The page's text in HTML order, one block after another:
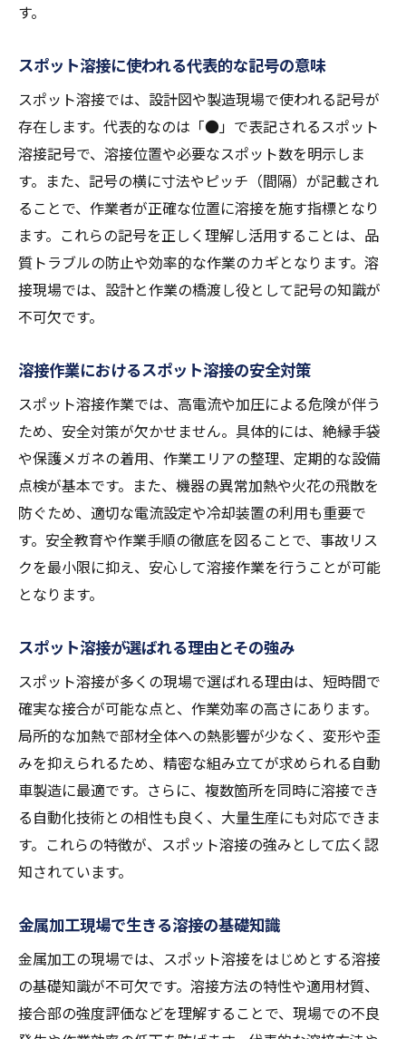
溶接が車体品質に与える影響と対策
DIYにも広がる溶接の安全な使い方
DIY作業でのスポット溶接安全対策の基本
家庭でも実践できる溶接の注意点
スポット溶接機を安全に扱うための準備
DIYでの溶接事故を防ぐためのポイント
初心者が知っておきたい溶接の危険性
溶接作業を安全に楽しむための工夫
溶接機選びで失敗しないためのポイント
スポット溶接機のメリットとデメリットを
整理
溶接技術に合わせた機器選定の基準
作業効率を高める溶接機の特徴とは
購入前に知っておきたい溶接機の注意点
スポット溶接の難易度と克服のコツ
スポット溶接の難易度を左右する要因を解
初心者でも実践できる溶接技術の習得法
失敗しやすい溶接作業とその克服ポイント
スポット溶接のコツを押さえた上達術
現場で役立つ溶接上達のための練習方法
溶接技術を効率よく高めるアドバイス
作業効率を高める溶接技術の極意
溶接作業の効率向上に欠かせないポイント
スポット溶接で作業時間を短縮するコツ
効率化に直結する溶接手順の最適化方法
現場で実践したい溶接作業の効率アップ法
自動車製造現場での溶接効率化事例
す。
スポット溶接に使われる代表的な記号の意味
スポット溶接では、設計図や製造現場で使われる記号が
存在します。代表的なのは「●」で表記されるスポット
溶接記号で、溶接位置や必要なスポット数を明示しま
す。また、記号の横に寸法やピッチ（間隔）が記載され
ることで、作業者が正確な位置に溶接を施す指標となり
ます。これらの記号を正しく理解し活用することは、品
質トラブルの防止や効率的な作業のカギとなります。溶
接現場では、設計と作業の橋渡し役として記号の知識が
不可欠です。
溶接作業におけるスポット溶接の安全対策
スポット溶接作業では、高電流や加圧による危険が伴う
ため、安全対策が欠かせません。具体的には、絶縁手袋
や保護メガネの着用、作業エリアの整理、定期的な設備
点検が基本です。また、機器の異常加熱や火花の飛散を
防ぐため、適切な電流設定や冷却装置の利用も重要で
す。安全教育や作業手順の徹底を図ることで、事故リス
クを最小限に抑え、安心して溶接作業を行うことが可能
となります。
スポット溶接が選ばれる理由とその強み
スポット溶接が多くの現場で選ばれる理由は、短時間で
確実な接合が可能な点と、作業効率の高さにあります。
局所的な加熱で部材全体への熱影響が少なく、変形や歪
みを抑えられるため、精密な組み立てが求められる自動
車製造に最適です。さらに、複数箇所を同時に溶接でき
る自動化技術との相性も良く、大量生産にも対応できま
す。これらの特徴が、スポット溶接の強みとして広く認
知されています。
金属加工現場で生きる溶接の基礎知識
金属加工の現場では、スポット溶接をはじめとする溶接
の基礎知識が不可欠です。溶接方法の特性や適用材質、
接合部の強度評価などを理解することで、現場での不良